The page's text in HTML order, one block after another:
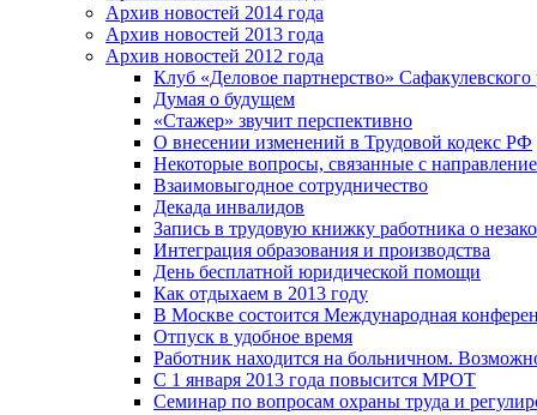
Архив новостей 2014 года
Архив новостей 2013 года
Архив новостей 2012 года
Клуб «Деловое партнерство» Сафакулевского
Думая о будущем
«Стажер» звучит перспективно
О внесении изменений в Трудовой кодекс РФ
Некоторые вопросы, связанные с
Взаимовыгодное сотрудничество
Декада инвалидов
Запись в трудовую книжку работника о
Интеграция образования и производства
День бесплатной юридической помощи
Как отдыхаем в 2013 году
В Москве состоится Международная
Отпуск в удобное время
Работник находится на больничном.
С 1 января 2013 года повысится МРОТ
Семинар по вопросам охраны труда и